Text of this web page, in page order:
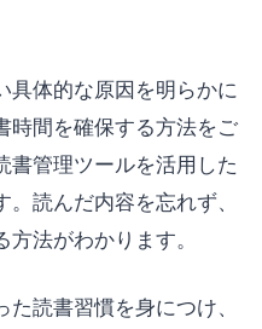
具体的な原因を明らかに
時間を確保する方法をご
書管理ツールを活用した
読んだ内容を忘れず、
法がわかります。
読書習慣を身につけ、